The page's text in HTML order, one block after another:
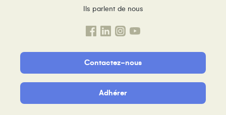
Ils parlent de nous
Contactez-nous
Adhérer